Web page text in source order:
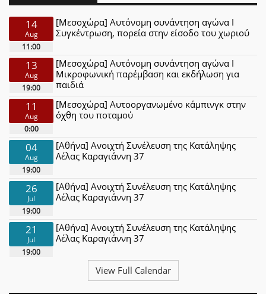
14
Aug
11:00
[Μεσοχώρα] Αυτόνομη συνάντηση αγώνα Ι
Συγκέντρωση, πορεία στην είσοδο του χωριού
13
Aug
19:00
[Μεσοχώρα] Αυτόνομη συνάντηση αγώνα Ι
Μικροφωνική παρέμβαση και εκδήλωση για
παιδιά
11
Aug
0:00
[Μεσοχώρα] Αυτοοργανωμένο κάμπινγκ στην
όχθη του ποταμού
04
Aug
19:00
[Αθήνα] Ανοιχτή Συνέλευση της Κατάληψης
Λέλας Καραγιάννη 37
26
Jul
19:00
[Αθήνα] Ανοιχτή Συνέλευση της Κατάληψης
Λέλας Καραγιάννη 37
21
Jul
19:00
[Αθήνα] Ανοιχτή Συνέλευση της Κατάληψης
Λέλας Καραγιάννη 37
View Full Calendar